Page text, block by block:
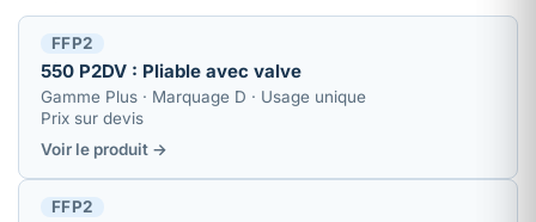
FFP2
550 P2DV : Pliable avec valve
Gamme Plus · Marquage D · Usage unique
Prix sur devis
Voir le produit →
FFP2